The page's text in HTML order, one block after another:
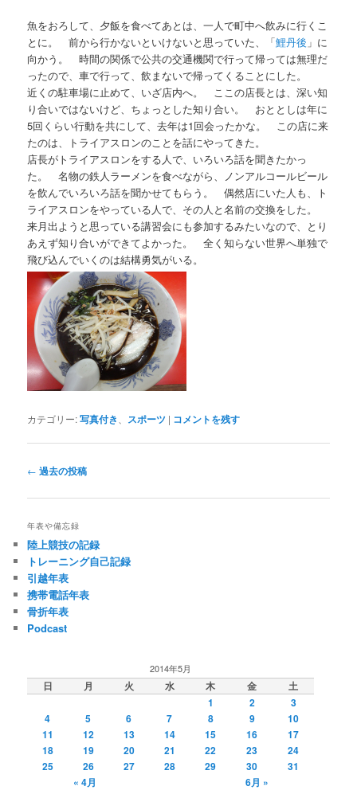
魚をおろして、夕飯を食べてあとは、一人で町中へ飲みに行くこ
とに。 前から行かないといけないと思っていた、「鯉丹後 」に
向かう。 時間の関係で公共の交通機関で行って帰っては無理だ
ったので、車で行って、飲まないで帰ってくることにした。
近くの駐車場に止めて、いざ店内へ。 ここの店長とは、深い知
り合いではないけど、ちょっとした知り合い。 おととしは年に
5回くらい行動を共にして、去年は1回会ったかな。 この店に来
たのは、トライアスロンのことを話にやってきた。
店長がトライアスロンをする人で、いろいろ話を聞きたかっ
た。 名物の鉄人ラーメンを食べながら、ノンアルコールビール
を飲んでいろいろ話を聞かせてもらう。 偶然店にいた人も、ト
ライアスロンをやっている人で、その人と名前の交換をした。
来月出ようと思っている講習会にも参加するみたいなので、とり
あえず知り合いができてよかった。 全く知らない世界へ単独で
飛び込んでいくのは結構勇気がいる。
カテゴリー:写真付き スポーツ | コメントを残す
投
ナ
ビ
ゲ
ー
シ
ョ
ン
← 過去の投稿
年表や備忘録
陸上競技の記録
トレーニング自己記録
引越年表
携帯電話年表
骨折年表
Podcast
2014年5月
日 月 火 水 木 金
土
1
2
3
4
5 6 7 8 9
10
11
12 13 14 15 16
17
18
19 20 21 22 23
24
25
26 27 28 29 30
31
« 4月
6月 »